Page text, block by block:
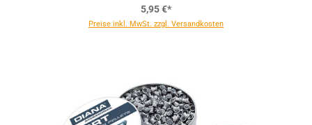
5,95 €*
Preise inkl. MwSt. zzgl. Versandkosten